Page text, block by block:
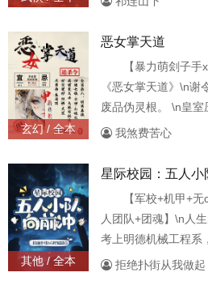
玄幻 / 全本
恶女掌天道
【暴力萌刽子
《恶女掌天道》\n
废品伪灵根。 \n皇
讽。\n装个乖，转身
男人，也要。\n不满
抓到仲裁岛。”\n之
容、兜底。 \n后来，
我煞费苦心
其他 / 全本
星际校园：五人小
【军校+机甲+
人团队+团魂】\n人
考上明德机械工程系
一场突如其来的变故
拒绝扑街从我做起